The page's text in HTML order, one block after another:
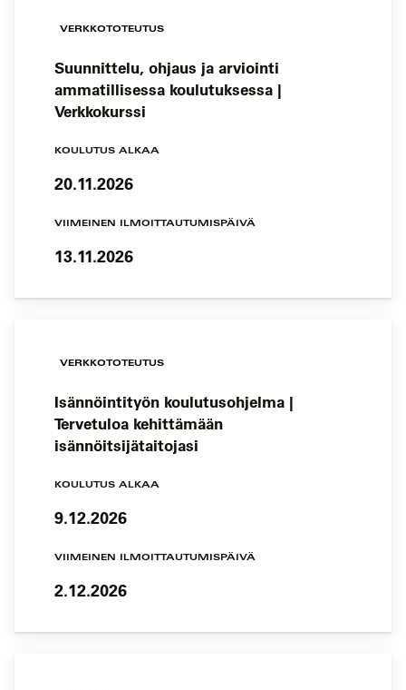
VERKKOTOTEUTUS
Suunnittelu, ohjaus ja arviointi
ammatillisessa koulutuksessa |
Verkkokurssi
KOULUTUS ALKAA
20.11.2026
VIIMEINEN ILMOITTAUTUMISPÄIVÄ
13.11.2026
VERKKOTOTEUTUS
Isännöintityön koulutusohjelma |
Tervetuloa kehittämään
isännöitsijätaitojasi
KOULUTUS ALKAA
9.12.2026
VIIMEINEN ILMOITTAUTUMISPÄIVÄ
2.12.2026